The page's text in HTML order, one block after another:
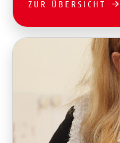
ZUR ÜBERSICHT